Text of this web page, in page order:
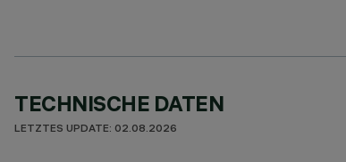
TECHNISCHE DATEN
LETZTES UPDATE: 02.08.2026